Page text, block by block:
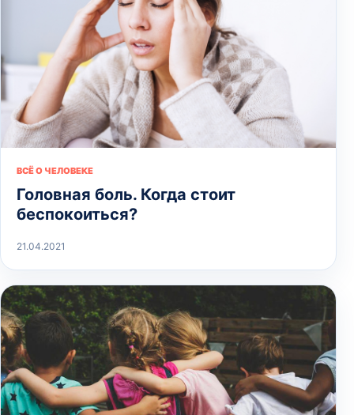
ВСЁ О ЧЕЛОВЕКЕ
Головная боль. Когда стоит
беспокоиться?
21.04.2021